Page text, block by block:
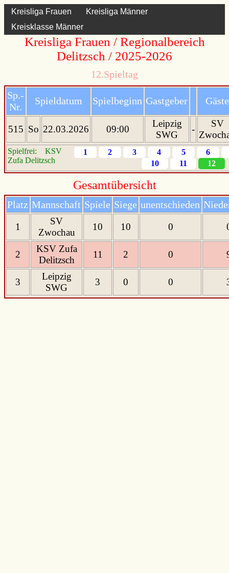
Kreisliga Frauen
Kreisliga Männer
Kreisklasse Männer
Kreisliga Frauen / Regionalbereich
Delitzsch / 2025-2026
12.Spieltag
Sp.-
Nr.
Spieldatum Spielbeginn Gastgeber Gäste
515 So 22.03.2026 09:00
Leipzig
SWG
-
SV
Spielfrei: KSV
Zufa Delitzsch
1 2 3 4 5
6
10
11 12
Gesamtübersicht
Platz Mannschaft Spiele Siege unentschieden
1
SV
Zwochau
10 10 0
2
KSV Zufa
Delitzsch
11 2 0
3
Leipzig
SWG
3 0 0